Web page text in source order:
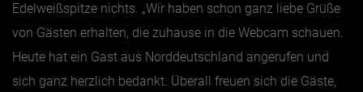
Edelweißspitze nichts. „Wir haben schon ganz liebe Grüße
von Gästen erhalten, die zuhause in die Webcam schauen.
Heute hat ein Gast aus Norddeutschland angerufen und
sich ganz herzlich bedankt. Überall freuen sich die Gäste,